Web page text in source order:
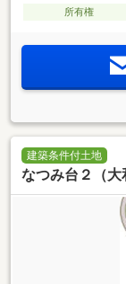
所有権
建築条件付土地
なつみ台２（大